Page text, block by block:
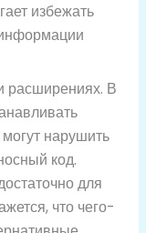
избежать
расширениях. В
нарушить
код.
для
что чего-